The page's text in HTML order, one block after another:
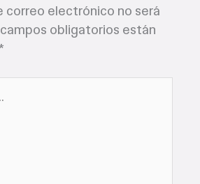
correo electrónico no será
obligatorios están